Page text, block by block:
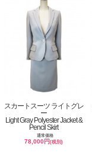
スカートスーツ ライトグレ
ー
Light Gray Polyester Jacket &
Pencil Skirt
通常価格
78,000円(税別)